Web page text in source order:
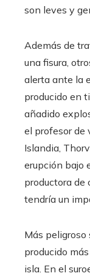
son leves y
Además de
una fisura,
alerta ante la
producido en
añadido
el profesor de
Islandia,
erupción bajo
productora de
tendría un
Más peligroso
producido
isla. En el